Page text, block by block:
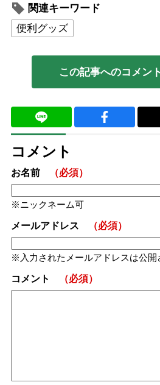
関連キーワード
便利グッズ
この記事へのコメン
コメント
お名前 （必須）
ニックネーム可
メールアドレス （必須）
入力されたメールアドレスは公開
コメント （必須）